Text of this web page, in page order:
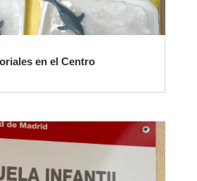
en el Centro